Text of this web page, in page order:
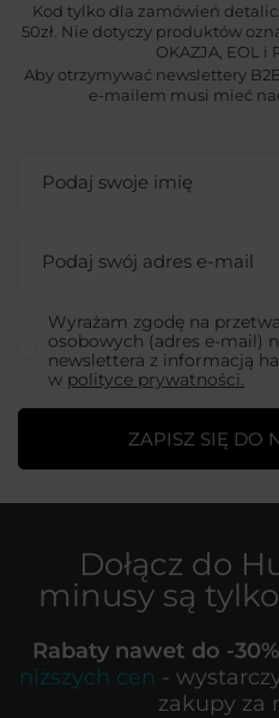
Kod tylko dla zamówień
50zł. Nie dotyczy produktów
OKAZJA, EOL i
Aby otrzymywać newslettery
e-mailem musi mieć
Podaj swoje imię
Podaj swój adres e-mail
Wyrażam zgodę na
osobowych (adres e-mail)
newslettera z informacją
w polityce prywatności.
ZAPISZ SIĘ DO
Dołącz do
minusy są
Rabaty nawet do -30%
niższych cen -
zakupy za